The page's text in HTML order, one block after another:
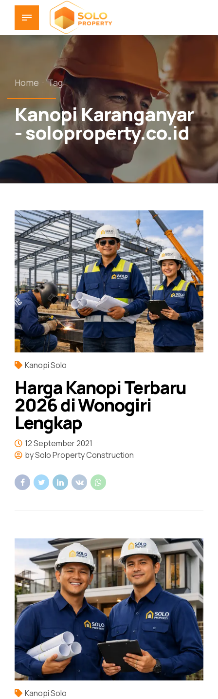
Home Tag
Kanopi Karanganyar
- soloproperty.co.id
Kanopi Solo
Harga Kanopi Terbaru
2026 di Wonogiri
Lengkap
12 September 2021
by Solo Property Construction
Kanopi Solo